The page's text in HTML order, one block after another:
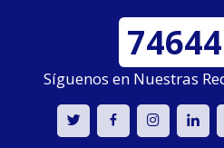
74644
Síguenos en Nuestras